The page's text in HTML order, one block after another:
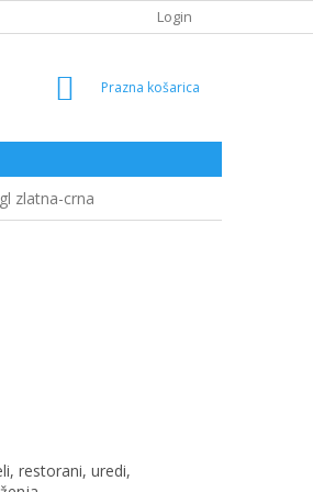
Login
SHOPPING
zlatna-crna
restorani, uredi,